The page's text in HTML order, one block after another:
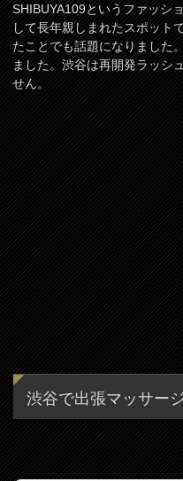
SHIBUYA109というファッシ
して長年親しまれたスポット
たことでも話題になりました
ました。渋谷は再開発ラッシ
せん。
渋谷で出張マッサー